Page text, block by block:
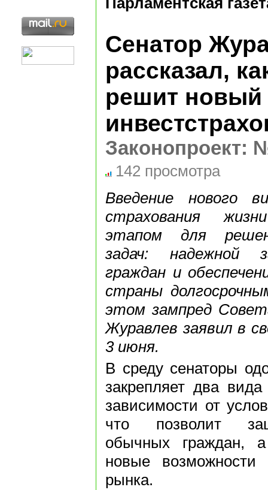
Сенатор
рассказал,
решит новый
Законопроект:
142 просмотра
Введение нового
страхования
этапом для
задач: надежной
граждан и
страны
этом зампред
Журавлев заявил в
3 июня.
В среду сенаторы
закрепляет два
зависимости от
что позволит
обычных граждан, а
новые возможности
рынка.